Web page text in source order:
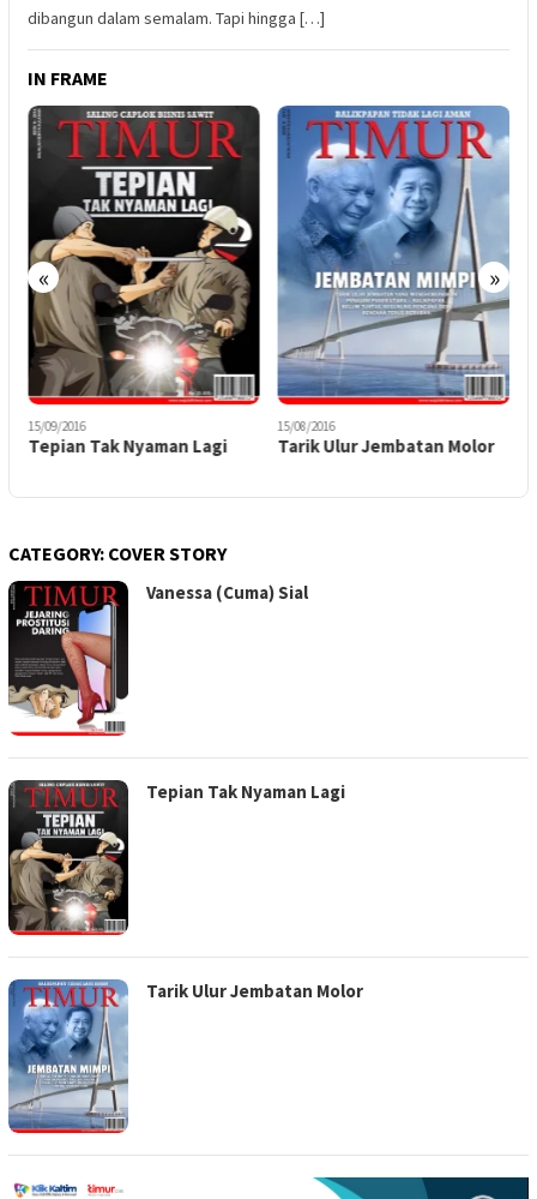
dibangun dalam semalam. Tapi hingga […]
IN FRAME
« »
15/09/2016
Tepian Tak Nyaman Lagi
15/08/2016
Tarik Ulur Jembatan Molor
CATEGORY: COVER STORY
Vanessa (Cuma) Sial
Tepian Tak Nyaman Lagi
Tarik Ulur Jembatan Molor